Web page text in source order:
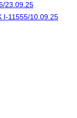
23.09.25
10.09.25